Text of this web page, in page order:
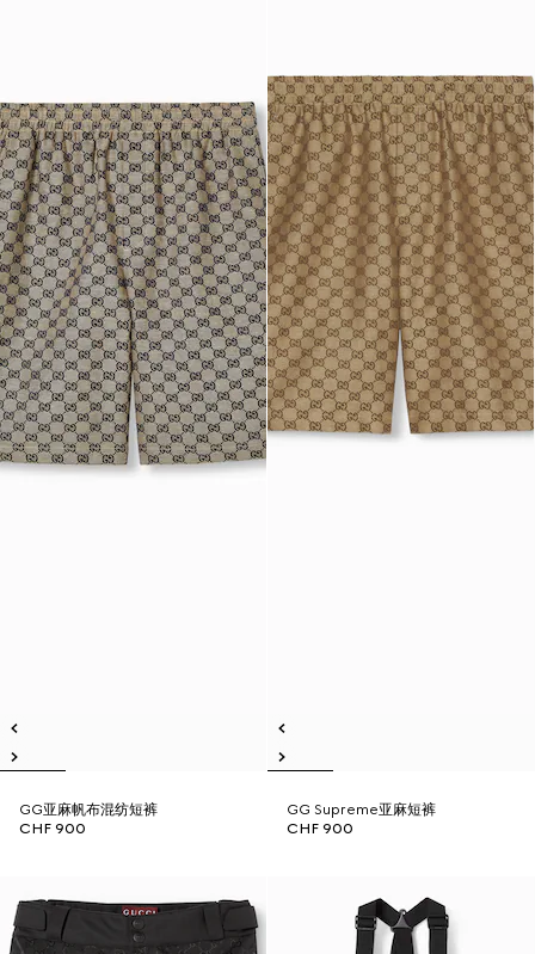
GG亚麻帆布混纺短裤
CHF 900
GG Supreme亚麻短裤
CHF 900